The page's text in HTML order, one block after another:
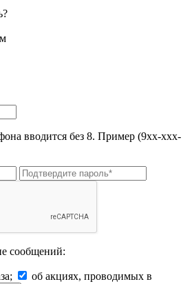
вводится без 8. Пример (9хх-ххх-
сообщений:
об акциях, проводимых в